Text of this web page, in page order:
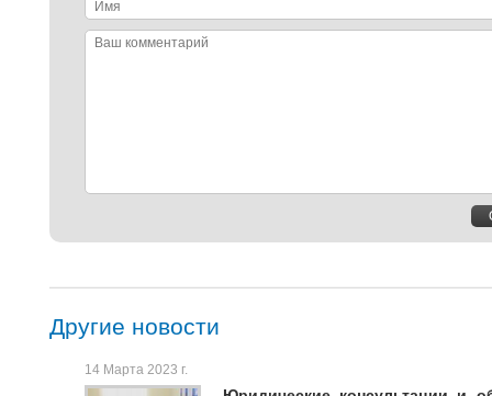
Ваш
Другие новости
14 Марта 2023 г.